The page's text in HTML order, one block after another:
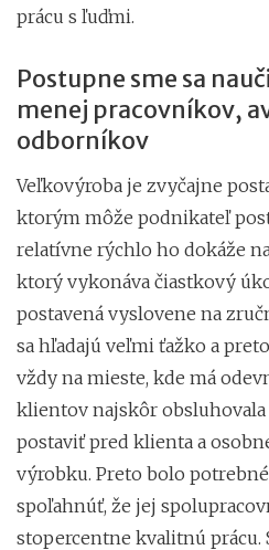
prácu s ľuďmi.
Postupne sme sa
menej pracovníkov,
odborníkov
Veľkovýroba je zvyčajne
ktorým môže podnikateľ
relatívne rýchlo ho dokáže
ktorý vykonáva čiastkový
postavená vyslovene na
sa hľadajú veľmi ťažko a
vždy na mieste, kde má
klientov najskôr obsluhovala
postaviť pred klienta a
výrobku. Preto bolo
spoľahnúť, že jej
stopercentne kvalitnú prácu.